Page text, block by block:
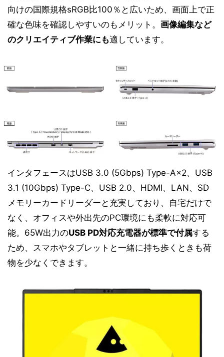
向けの国際規格sRGB比100％と広いため、画面上で正
確な色味を確認しやすいのもメリット。 画像編集など
のクリエイティブ作業にも適しています。
インタフェースはUSB 3.0 (5Gbps) Type-A×2、USB
3.1 (10Gbps) Type-C、USB 2.0、HDMI、LAN、SD
メモリーカードリーダーと充実しており、自宅だけで
なく、オフィスや外出先のPC環境にも柔軟に対応可
能。65W出力のUSB PD対応充電器が標準で付属する
ため、スマホやタブレットと一緒に持ち歩くときも荷
物を少なくできます。